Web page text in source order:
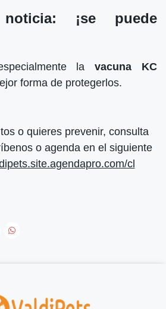
¡se puede
lavacuna KC
forma de protegerlos.
o quieres prevenir, consulta
o agenda en el siguiente
cl